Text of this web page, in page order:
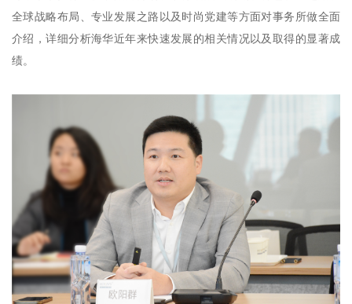
全球战略布局、专业发展之路以及时尚党建等方面对事务所做全面
介绍，详细分析海华近年来快速发展的相关情况以及取得的显著成
绩。